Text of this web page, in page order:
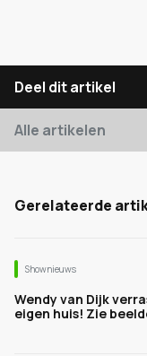
Deel dit artikel
Alle artikelen
Gerelateerde
Shownieuws
Wendy van Dijk
eigen huis! Zie